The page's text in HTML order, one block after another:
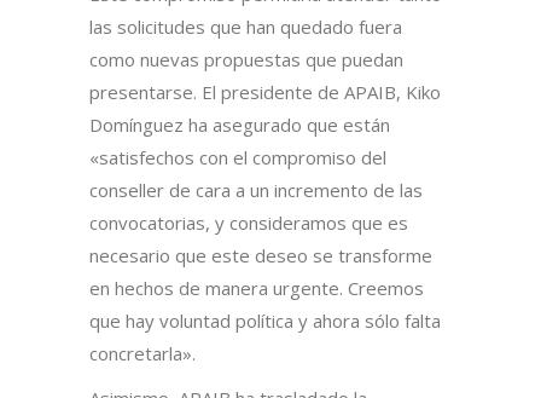
las solicitudes que han quedado fuera
como nuevas propuestas que puedan
presentarse. El presidente de APAIB, Kiko
Domínguez ha asegurado que están
«satisfechos con el compromiso del
conseller de cara a un incremento de las
convocatorias, y consideramos que es
necesario que este deseo se transforme
en hechos de manera urgente. Creemos
que hay voluntad política y ahora sólo falta
concretarla».